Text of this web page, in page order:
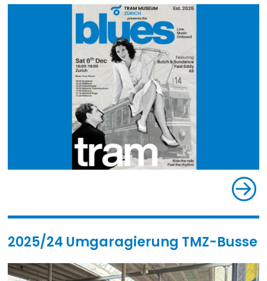
2025/24 Umgaragierung TMZ-Busse